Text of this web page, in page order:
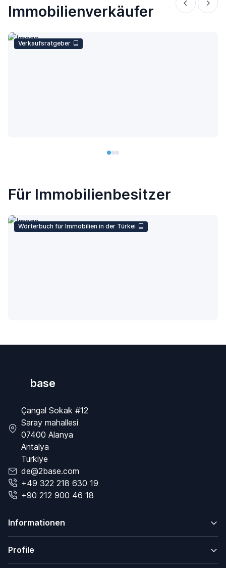
Immobilienverkäufer
Verkaufsratgeber
Für Immobilienbesitzer
Wörterbuch für Immobilien in der Türkei
base
Çangal Sokak #12
Saray mahallesi
07400 Alanya
Antalya
Turkiye
de@2base.com
+49 322 218 630 19
+90 212 900 46 18
Informationen
Profile